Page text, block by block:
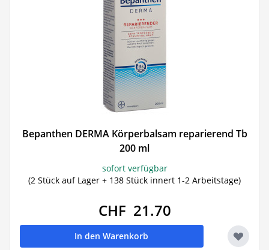
Bepanthen DERMA Körperbalsam reparierend Tb
200 ml
sofort verfügbar
(2 Stück auf Lager + 138 Stück innert 1-2 Arbeitstage)
CHF 21.70
In den Warenkorb